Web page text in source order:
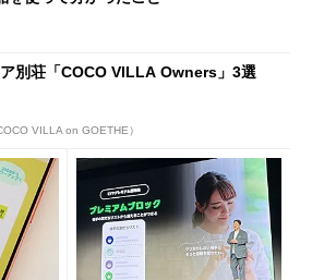
別荘「COCO VILLA Owners」3選
VILLA on GOETHE）